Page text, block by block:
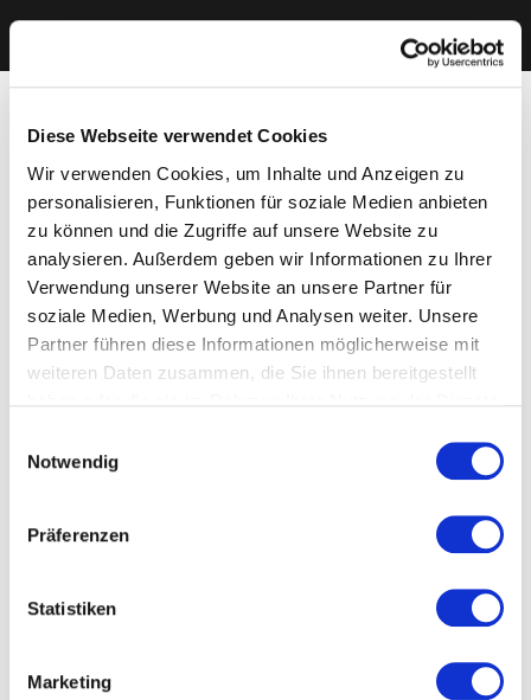
Diese Webseite verwendet Cookies
Wir verwenden Cookies, um Inhalte und Anzeigen zu
personalisieren, Funktionen für soziale Medien anbieten
zu können und die Zugriffe auf unsere Website zu
analysieren. Außerdem geben wir Informationen zu Ihrer
Verwendung unserer Website an unsere Partner für
soziale Medien, Werbung und Analysen weiter. Unsere
Partner führen diese Informationen möglicherweise mit
weiteren Daten zusammen, die Sie ihnen bereitgestellt
Cookies, wenn Sie unsere Webseite weiterhin nutzen.
Notwendig
Präferenzen
Statistiken
Marketing